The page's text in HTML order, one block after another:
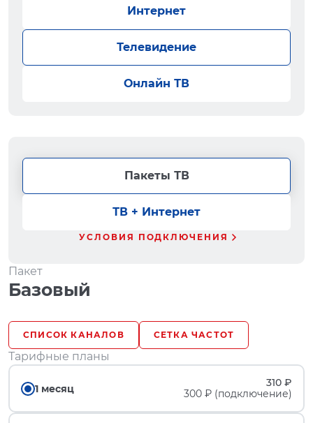
Интернет
Телевидение
Онлайн ТВ
Пакеты ТВ
ТВ + Интернет
УСЛОВИЯ ПОДКЛЮЧЕНИЯ
Пакет
Базовый
СПИСОК КАНАЛОВ СЕТКА ЧАСТОТ
Тарифные планы
1 месяц
310 ₽
300 ₽ (подключение)